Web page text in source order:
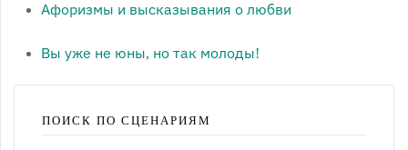
Афоризмы и высказывания о любви
Вы уже не юны, но так молоды!
ПОИСК ПО СЦЕНАРИЯМ